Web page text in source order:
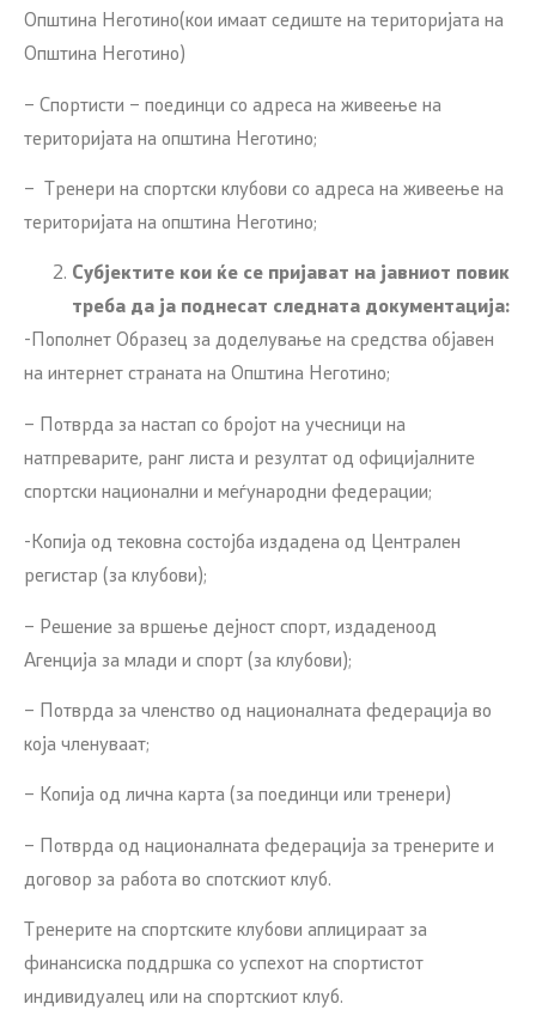
Општина Неготино(кои имаат седиште на територијата на
Општина Неготино)
– Спортисти – поединци со адреса на живеење на
територијата на општина Неготино;
– Тренери на спортски клубови со адреса на живеење на
територијата на општина Неготино;
Субјектите кои ќе се пријават на јавниот повик
треба да ја поднесат следната документација:
-Пополнет Образец за доделување на средства објавен
на интернет страната на Општина Неготино;
– Потврда за настап со бројот на учесници на
натпреварите, ранг листа и резултат од официјалните
спортски национални и меѓународни федерации;
-Копија од тековна состојба издадена од Централен
регистар (за клубови);
– Решение за вршење дејност спорт, издаденоод
Агенција за млади и спорт (за клубови);
– Потврда за членство од националната федерација во
која членуваат;
– Копија од лична карта (за поединци или тренери)
– Потврда од националната федерација за тренерите и
договор за работа во спотскиот клуб.
Тренерите на спортските клубови аплицираат за
финансиска поддршка со успехот на спортистот
индивидуалец или на спортскиот клуб.